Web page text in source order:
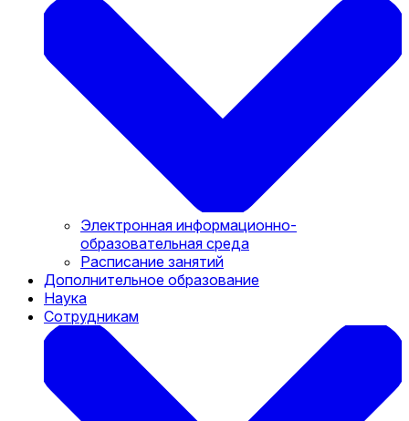
Электронная информационно-
образовательная среда
Расписание занятий
Дополнительное образование
Наука
Сотрудникам